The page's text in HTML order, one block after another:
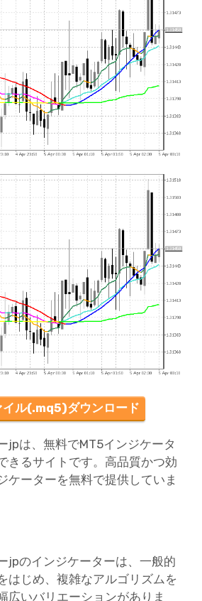
イル(.mq5)ダウンロード
jpは、無料でMT5インジケータ
きるサイトです。高品質かつ効
ケーターを無料で提供していま
jpのインジケーターは、一般的
はじめ、複雑なアルゴリズムを
広いバリエーションがありま